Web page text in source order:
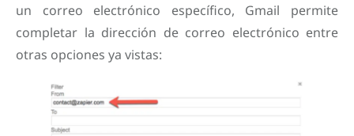
un correo electrónico específico, Gmail permite
completar la dirección de correo electrónico entre
otras opciones ya vistas: